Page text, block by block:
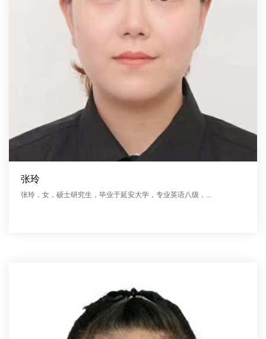
张玲
张玲，女，硕士研究生，毕业于延安大学，专业英语八级，...